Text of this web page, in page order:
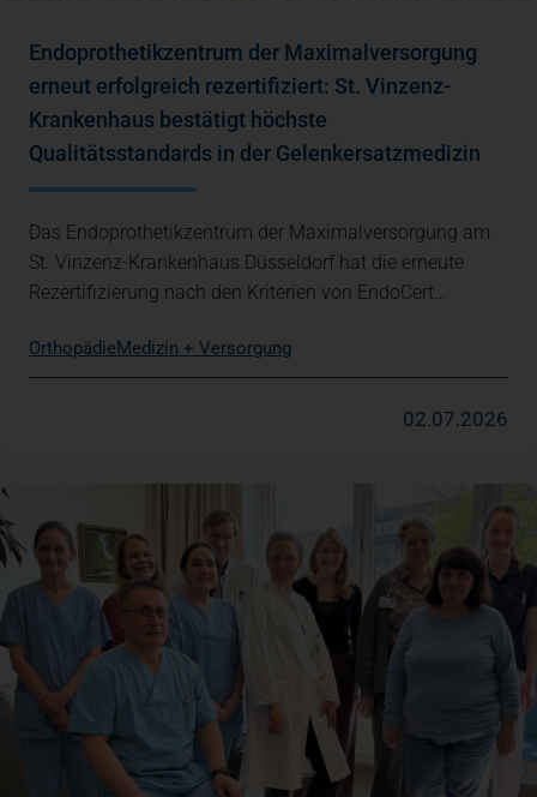
Endoprothetikzentrum der Maximalversorgung
erneut erfolgreich rezertifiziert: St. Vinzenz-
Krankenhaus bestätigt höchste
Qualitätsstandards in der Gelenkersatzmedizin
Das Endoprothetikzentrum der Maximalversorgung am
St. Vinzenz-Krankenhaus Düsseldorf hat die erneute
Rezertifizierung nach den Kriterien von EndoCert…
OrthopädieMedizin + Versorgung
02.07.2026